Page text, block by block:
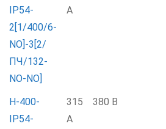
IP54-
2[1/400/6-
NO]-3[2/
ПЧ/132-
NO-NO]
А
Н-400-
IP54-
315
А
380 В